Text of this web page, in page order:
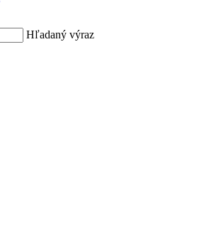
Hľadaný výraz